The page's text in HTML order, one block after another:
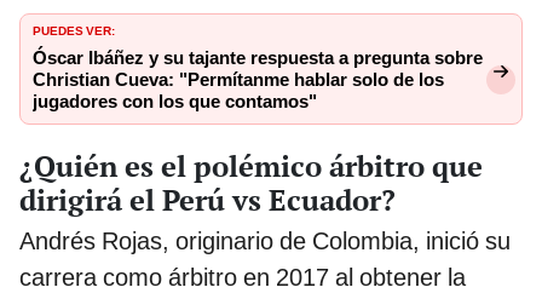
PUEDES VER:
Óscar Ibáñez y su tajante respuesta a pregunta sobre
Christian Cueva: "Permítanme hablar solo de los
jugadores con los que contamos"
¿Quién es el polémico árbitro que
dirigirá el Perú vs Ecuador?
Andrés Rojas, originario de Colombia, inició su
carrera como árbitro en 2017 al obtener la